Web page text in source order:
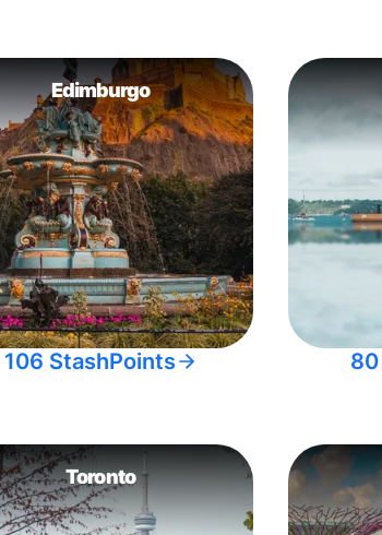
Edimburgo
106 StashPoints
Toronto